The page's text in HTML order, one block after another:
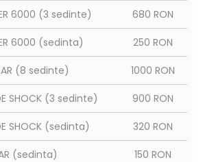
6000 (3 sedinte) 680 RON
6000 (sedinta) 250 RON
(8 sedinte) 1000 RON
SHOCK (3 sedinte) 900 RON
SHOCK (sedinta) 320 RON
(sedinta) 150 RON